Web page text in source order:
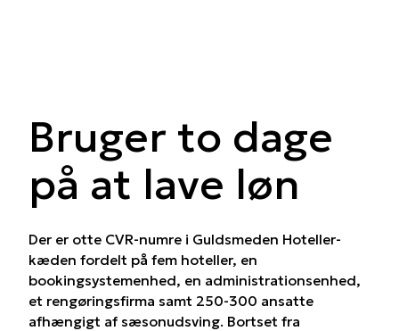
Bruger to dage
på at lave løn
Der er otte CVR-numre i Guldsmeden Hoteller-
kæden fordelt på fem hoteller, en
bookingsystemenhed, en administrationsenhed,
et rengøringsfirma samt 250-300 ansatte
afhængigt af sæsonudsving. Bortset fra